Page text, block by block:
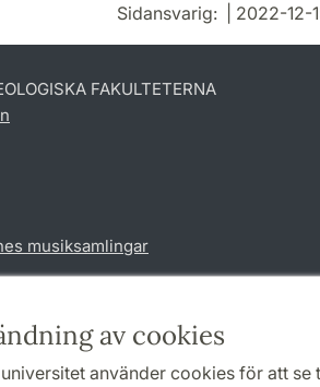
av cookies
använder cookies för att
Sidansvarig: | 2022-12-
FAKULTETERNA
musiksamlingar